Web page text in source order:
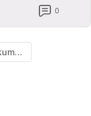
0
Bupati Bulukumba